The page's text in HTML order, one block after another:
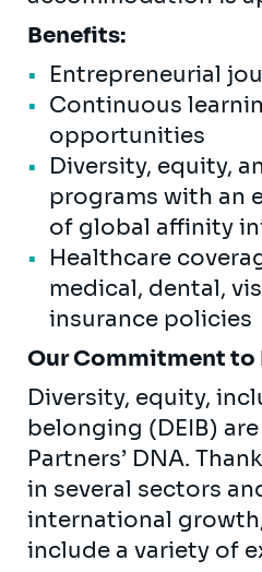
Benefits:
Entrepreneurial
Continuous
opportunities
Diversity, equity,
programs with an
of global affinity
Healthcare
medical, dental,
insurance policies
Our Commitment to
Diversity, equity,
belonging (DEIB)
Partners’ DNA.
in several sectors
international
include a variety of